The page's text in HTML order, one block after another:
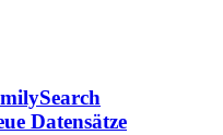
Datensätze